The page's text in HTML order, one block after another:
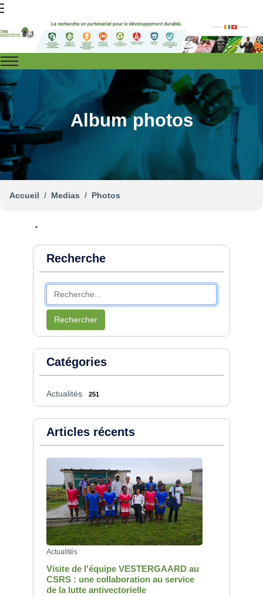
Album photos
Accueil Medias Photos
Recherche
Rechercher
Catégories
Actualités 251
Articles récents
Actualités
Visite de l'équipe VESTERGAARD au
CSRS : une collaboration au service
de la lutte antivectorielle